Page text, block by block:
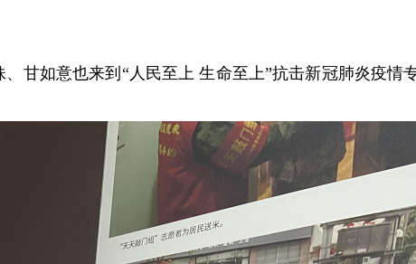
甘如意也来到“人民至上 生命至上”抗击新冠肺炎疫情